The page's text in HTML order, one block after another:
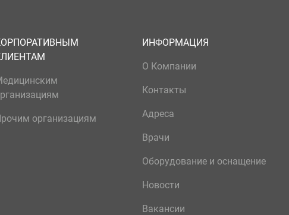
организациям
ИНФОРМАЦИЯ
О Компании
Контакты
Адреса
Врачи
Оборудование и оснащение
Новости
Вакансии